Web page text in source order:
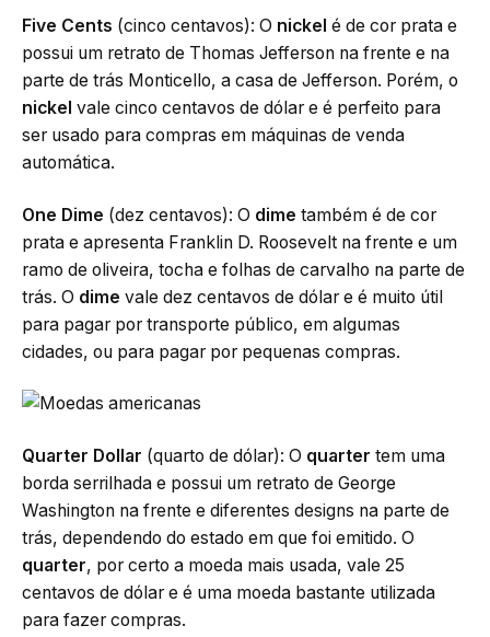
Five Cents (cinco centavos): O nickel é de cor prata e
possui um retrato de Thomas Jefferson na frente e na
parte de trás Monticello, a casa de Jefferson. Porém, o
nickel vale cinco centavos de dólar e é perfeito para
ser usado para compras em máquinas de venda
automática.
One Dime (dez centavos): O dime também é de cor
prata e apresenta Franklin D. Roosevelt na frente e um
ramo de oliveira, tocha e folhas de carvalho na parte de
trás. O dime vale dez centavos de dólar e é muito útil
para pagar por transporte público, em algumas
cidades, ou para pagar por pequenas compras.
Quarter Dollar (quarto de dólar): O quarter tem uma
borda serrilhada e possui um retrato de George
Washington na frente e diferentes designs na parte de
trás, dependendo do estado em que foi emitido. O
quarter, por certo a moeda mais usada, vale 25
centavos de dólar e é uma moeda bastante utilizada
para fazer compras.